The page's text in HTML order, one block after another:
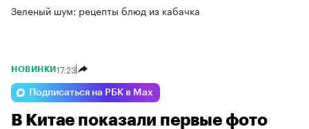
Зеленый шум: рецепты блюд из кабачка
НОВИНКИ 17:23
Подписаться на РБК в Max
В Китае показали первые фото